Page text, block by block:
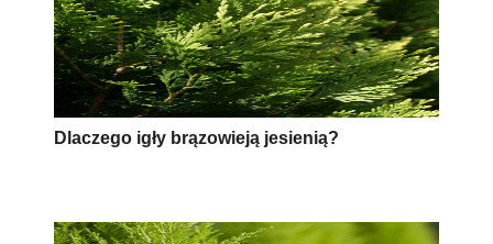
Dlaczego igły brązowieją jesienią?